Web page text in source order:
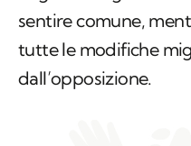
sentire comune,
tutte le modifiche
dall’opposizione.